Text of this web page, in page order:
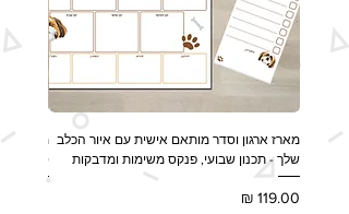
מארז ארגון וסדר מותאם אישית עם איור הכלב
שלך - תכנון שבועי, פנקס משימות ומדבקות
מחיר
מארז
ספל, שלט לדלת